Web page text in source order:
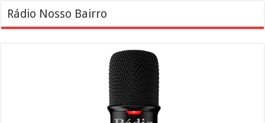
Rádio Nosso Bairro